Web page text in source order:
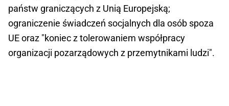
państw graniczących z Unią Europejską;
ograniczenie świadczeń socjalnych dla osób spoza
UE oraz "koniec z tolerowaniem współpracy
organizacji pozarządowych z przemytnikami ludzi".